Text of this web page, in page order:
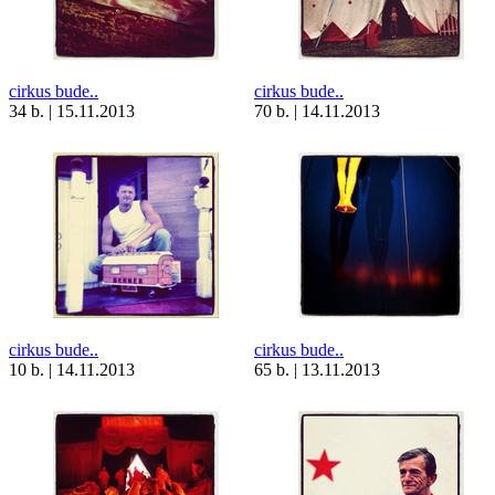
cirkus bude..
34 b. | 15.11.2013
cirkus bude..
70 b. | 14.11.2013
cirkus bude..
10 b. | 14.11.2013
cirkus bude..
65 b. | 13.11.2013